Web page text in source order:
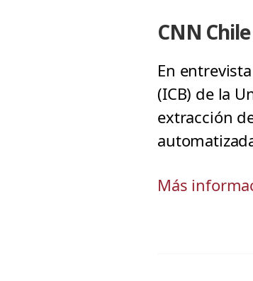
CNN
En
(ICB) de la
extracción
Más